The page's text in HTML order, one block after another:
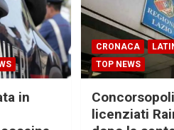
in
CRONACA
TOP NEWS
licenziati